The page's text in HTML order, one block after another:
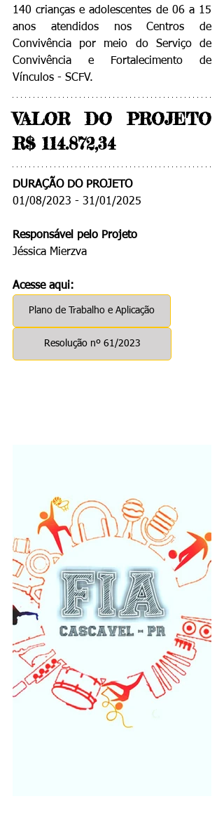
140 crianças e adolescentes de 06 a 15
anos atendidos nos Centros de
Convivência por meio do Serviço de
Convivência e Fortalecimento de
Vínculos - SCFV.
VALOR DO PROJETO
R$ 114.872,34
DURAÇÃO DO PROJETO
01/08/2023 - 31/01/2025
Responsável pelo Projeto
Jéssica Mierzva
Acesse aqui:
Plano de Trabalho e Aplicação
Resolução nº 61/2023